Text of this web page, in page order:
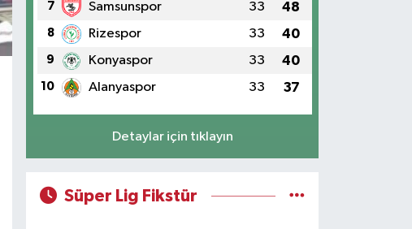
7 Samsunspor 33 48
8 Rizespor 33 40
9 Konyaspor 33 40
10 Alanyaspor 33 37
Detaylar için tıklayın
Süper Lig Fikstür